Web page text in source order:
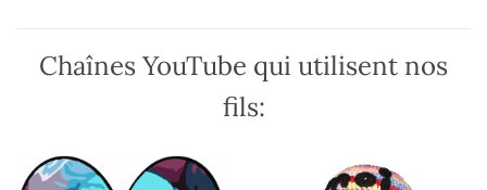
produit
produit
Chaînes YouTube qui utilisent nos
fils: